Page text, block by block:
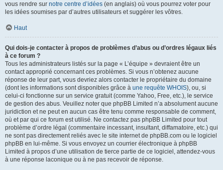
vous rendre sur notre centre d’idées (en anglais) où vous pourrez voter pour
les idées soumises par d’autres utilisateurs et suggérer les vôtres.
Haut
Qui dois-je contacter à propos de problèmes d’abus ou d’ordres légaux liés
à ce forum ?
Tous les administrateurs listés sur la page « L’équipe » devraient être un
contact approprié concernant ces problèmes. Si vous n’obtenez aucune
réponse de leur part, vous devriez alors contacter le propriétaire du domaine
(dont les informations sont disponibles grâce à une requête WHOIS), ou, si
celui-ci fonctionne sur un service gratuit (comme Yahoo, Free, etc.), le service
de gestion des abus. Veuillez noter que phpBB Limited n’a absolument aucune
juridiction et ne peut en aucun cas être tenu comme responsable de comment,
où et par qui ce forum est utilisé. Ne contactez pas phpBB Limited pour tout
problème d’ordre légal (commentaire incessant, insultant, diffamatoire, etc.) qui
ne sont pas directement reliés avec le site internet de phpBB.com ou le logiciel
phpBB en lui-même. Si vous envoyez un courrier électronique à phpBB
Limited à propos d’une utilisation de tierce partie de ce logiciel, attendez-vous
à une réponse laconique ou à ne pas recevoir de réponse.